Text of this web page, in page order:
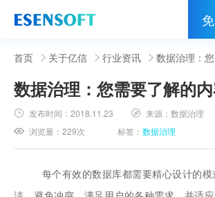
首页
睿治
解决方案
伙伴
首页 关于亿信 行业资讯 数据治理：
数据治理：您需要了解的
发布时间：2018.11.23 来源：数据治理
浏览量：229次 标签：数据治理
每个有效的数据库都需要精心设计的模